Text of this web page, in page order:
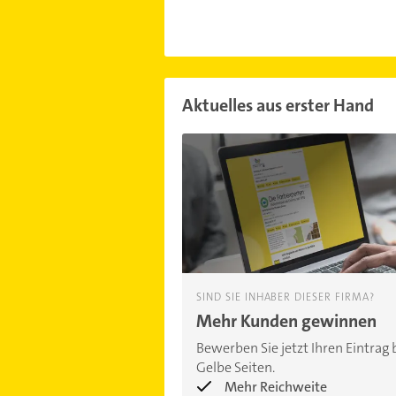
Aktuelles aus erster Hand
SIND SIE INHABER DIESER FIRMA?
Mehr Kunden gewinnen
Bewerben Sie jetzt Ihren Eintrag
Gelbe Seiten.
Mehr Reichweite